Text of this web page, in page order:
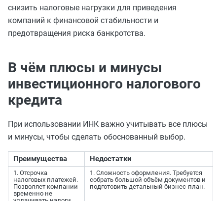
снизить налоговые нагрузки для приведения
компаний к финансовой стабильности и
предотвращения риска банкротства.
В чём плюсы и минусы
инвестиционного налогового
кредита
При использовании ИНК важно учитывать все плюсы
и минусы, чтобы сделать обоснованный выбор.
Преимущества Недостатки
1. Отсрочка
налоговых платежей.
Позволяет компании
временно не
1. Сложность оформления. Требуется
собрать большой объём документов и
подготовить детальный бизнес-план.